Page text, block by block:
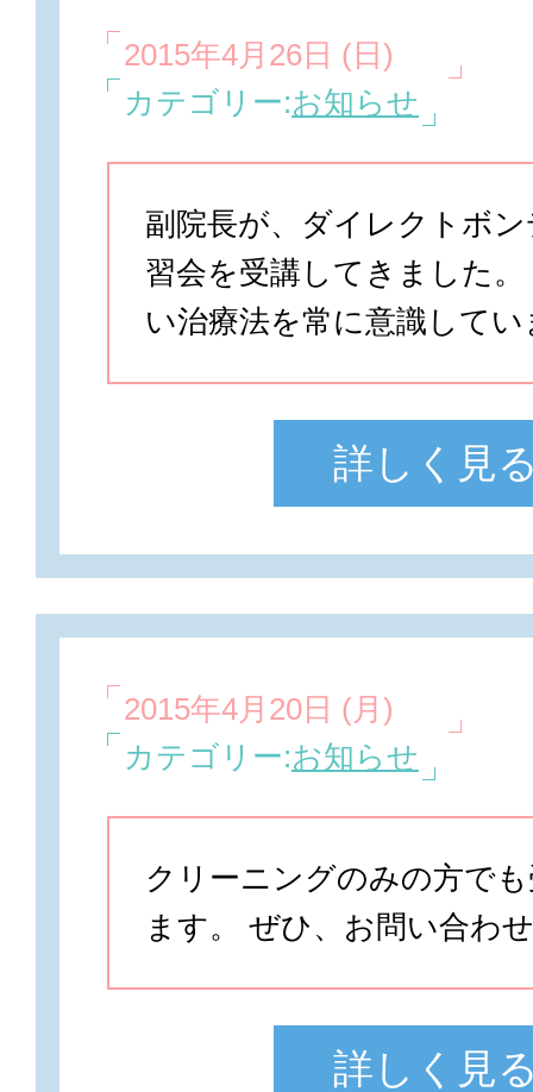
2015年4月26日 (日)
カテゴリー:お知らせ
副院長が、ダイレクトボ
習会を受講してきました
い治療法を常に意識してい
詳しく見
2015年4月20日 (月)
カテゴリー:お知らせ
クリーニングのみの方で
ます。 ぜひ、お問い合わ
詳しく見